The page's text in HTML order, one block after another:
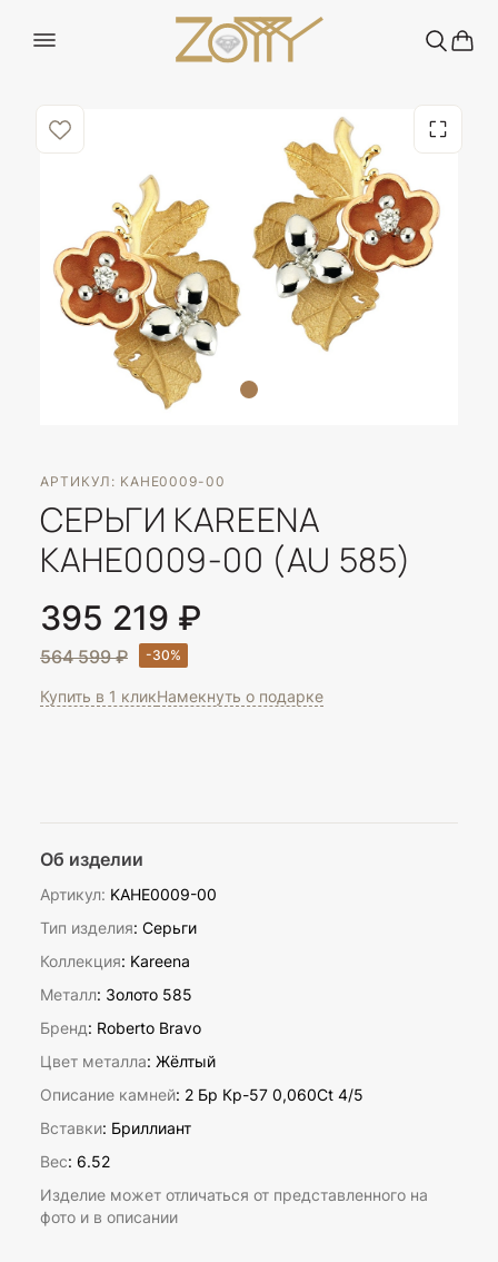
АРТИКУЛ: KAHE0009-00
СЕРЬГИ KAREENA
KAHE0009-00 (AU 585)
395 219 ₽
564 599 ₽
Купить в 1 кликНамекнуть о подарке
Об изделии
Артикул: KAHE0009-00
Тип изделия: Серьги
Коллекция: Kareena
Металл: Золото 585
Бренд: Roberto Bravo
Цвет металла: Жёлтый
Описание камней: 2 Бр Кр-57 0,060Ct 4/5
Вставки: Бриллиант
Вес: 6.52
Изделие может отличаться от представленного на
фото и в описании